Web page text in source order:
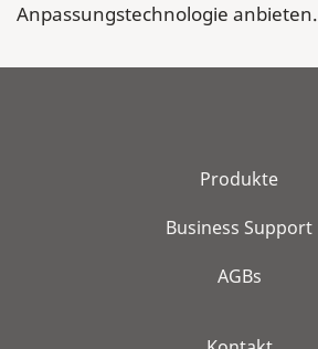
Anpassungstechnologie anbieten.
Produkte
Business Support
AGBs